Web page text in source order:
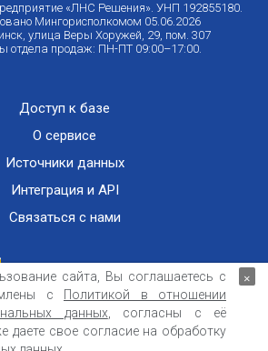
«ЛНС Решения». УНП 192855180.
Мингорисполкомом 05.06.2026
улица Веры Хоружей, 29, пом. 307
отдела продаж: ПН-ПТ 09:00–17:00.
Доступ к базе
О сервисе
Источники данных
Интеграция и API
Связаться с нами
информационных услуг
ответственности за достоверность информации,
и от третьих лиц.
сайта, Вы соглашаетесь с
с
Политикой в отношении
данных , согласны с её
даете свое согласие на обработку
×